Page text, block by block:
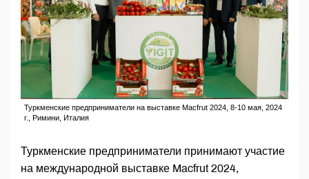
Туркменские предприниматели на выставке Macfrut 2024, 8-10 мая, 2024
г., Римини, Италия
Туркменские предприниматели принимают участие
на международной выставке Macfrut 2024,